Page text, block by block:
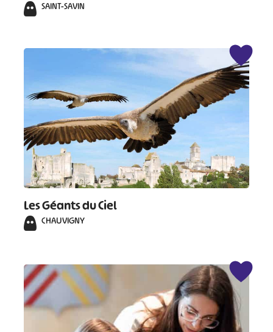
SAINT-SAVIN
Les Géants du Ciel
CHAUVIGNY
#